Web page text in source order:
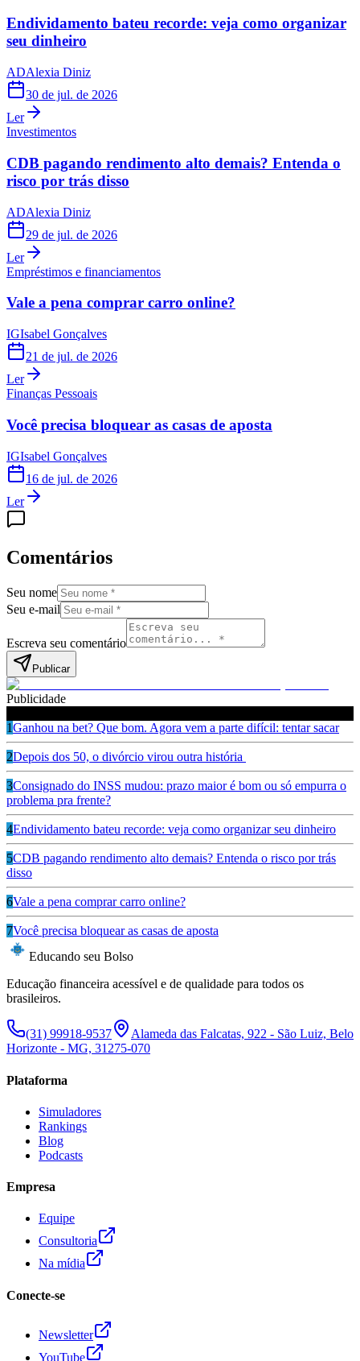
Endividamento bateu recorde: veja como organizar
seu dinheiro
ADAlexia Diniz
30 de jul. de 2026
Ler
Investimentos
CDB pagando rendimento alto demais? Entenda o
risco por trás disso
ADAlexia Diniz
29 de jul. de 2026
Ler
Empréstimos e financiamentos
Vale a pena comprar carro online?
IGIsabel Gonçalves
21 de jul. de 2026
Ler
Finanças Pessoais
Você precisa bloquear as casas de aposta
IGIsabel Gonçalves
16 de jul. de 2026
Ler
Comentários
Seu nome
Seu e-mail
Escreva seu comentário
Publicar
Publicidade
1Ganhou na bet? Que bom. Agora vem a parte difícil: tentar sacar
2Depois dos 50, o divórcio virou outra história
3Consignado do INSS mudou: prazo maior é bom ou só empurra o
problema pra frente?
4Endividamento bateu recorde: veja como organizar seu dinheiro
5CDB pagando rendimento alto demais? Entenda o risco por trás
disso
6Vale a pena comprar carro online?
7Você precisa bloquear as casas de aposta
Educando seu Bolso
Educação financeira acessível e de qualidade para todos os
brasileiros.
(31) 99918-9537
Alameda das Falcatas, 922 - São Luiz, Belo
Horizonte - MG, 31275-070
Plataforma
Simuladores
Rankings
Blog
Podcasts
Empresa
Equipe
Consultoria
Na mídia
Conecte-se
Newsletter
YouTube